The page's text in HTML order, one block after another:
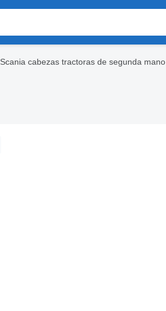
Scania cabezas tractoras de segunda mano